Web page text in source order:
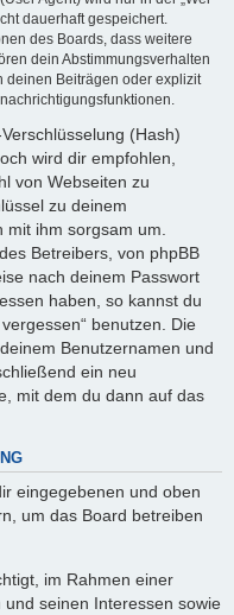
dauerhaft gespeichert.
des Boards, dass weitere
dein Abstimmungsverhalten
deinen Beiträgen oder explizit
(Hash)
wird dir empfohlen,
von Webseiten zu
zu deinem
mit ihm sorgsam um.
Betreibers, von phpBB
nach deinem Passwort
haben, so kannst du
benutzen. Die
Benutzernamen und
ein neu
mit dem du dann auf das
eingegebenen und oben
um das Board betreiben
im Rahmen einer
seinen Interessen sowie